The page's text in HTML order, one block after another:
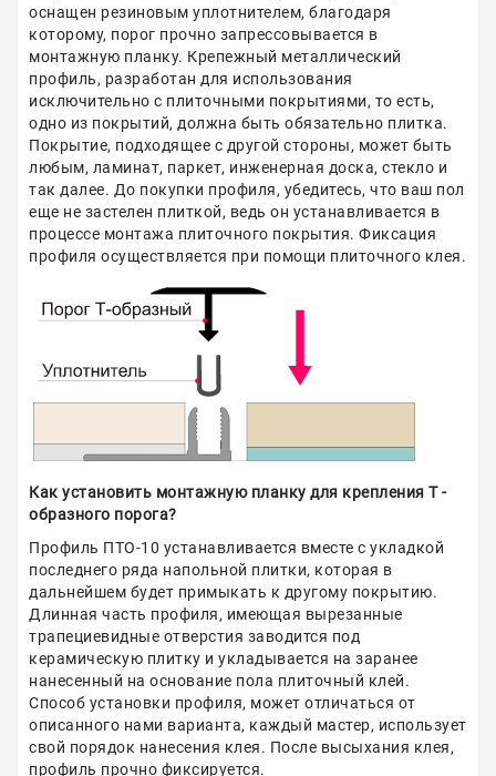
оснащен резиновым уплотнителем, благодаря
которому, порог прочно запрессовывается в
монтажную планку. Крепежный металлический
профиль, разработан для использования
исключительно с плиточными покрытиями, то есть,
одно из покрытий, должна быть обязательно плитка.
Покрытие, подходящее с другой стороны, может быть
любым, ламинат, паркет, инженерная доска, стекло и
так далее. До покупки профиля, убедитесь, что ваш пол
еще не застелен плиткой, ведь он устанавливается в
процессе монтажа плиточного покрытия. Фиксация
профиля осуществляется при помощи плиточного клея.
Как установить монтажную планку для крепления Т -
образного порога?
Профиль ПТО-10 устанавливается вместе с укладкой
последнего ряда напольной плитки, которая в
дальнейшем будет примыкать к другому покрытию.
Длинная часть профиля, имеющая вырезанные
трапециевидные отверстия заводится под
керамическую плитку и укладывается на заранее
нанесенный на основание пола плиточный клей.
Способ установки профиля, может отличаться от
описанного нами варианта, каждый мастер, использует
свой порядок нанесения клея. После высыхания клея,
профиль прочно фиксируется.